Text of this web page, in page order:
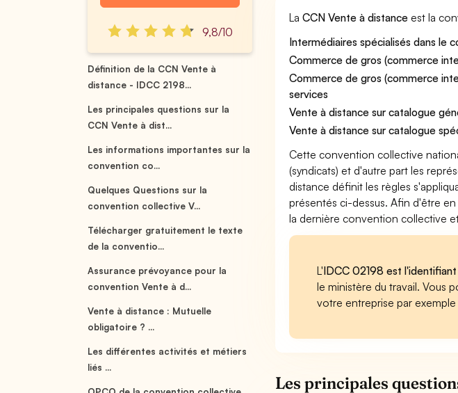
9,8/10
Définition de la CCN Vente à
distance - IDCC 2198...
Les principales questions sur la
CCN Vente à dist...
Les informations importantes sur la
convention co...
Quelques Questions sur la
convention collective V...
Télécharger gratuitement le texte
de la conventio...
Assurance prévoyance pour la
convention Vente à d...
Vente à distance : Mutuelle
obligatoire ? ...
Les différentes activités et métiers
liés ...
LaCCN Vente à distance est la
Intermédiaires spécialisés dans le
Commerce de gros (commerce
Commerce de gros (commerce
services
Vente à distance sur catalogue
Vente à distance sur catalogue
Cette convention collective
(syndicats) et d'autre part les
distance définit les règles
présentés ci-dessus. Afin d'être
la dernière convention collective
L'IDCC 02198 est
le ministère du travail. Vous
votre entreprise par
Les principales